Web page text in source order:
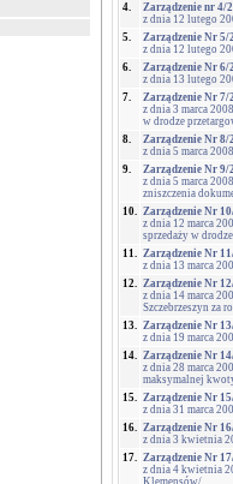
4.
Zarządzenie nr 4/
z dnia 12 lutego
5.
Zarządzenie Nr 5/
z dnia 12 lutego
6.
Zarządzenie Nr 6/
z dnia 13 lutego
7.
Zarządzenie Nr 7/
z dnia 3 marca
w drodze
8.
Zarządzenie Nr 8/
z dnia 5 marca
9.
Zarządzenie Nr 9/
z dnia 5 marca
zniszczenia
10. Zarządzenie Nr
z dnia 12 marca
sprzedaży w
11. Zarządzenie Nr
z dnia 13 marca
12. Zarządzenie Nr
z dnia 14 marca
Szczebrzeszyn za
13. Zarządzenie Nr
z dnia 19 marca
14. Zarządzenie Nr
z dnia 28 marca
maksymalnej
15. Zarządzenie Nr
z dnia 31 marca
16. Zarządzenie Nr
z dnia 3 kwietnia
17. Zarządzenie Nr
z dnia 4 kwietnia
Klemensów/.